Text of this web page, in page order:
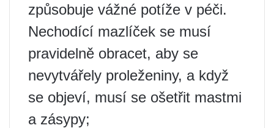
způsobuje vážné potíže v péči.
Nechodící mazlíček se musí
pravidelně obracet, aby se
nevytvářely proleženiny, a když
se objeví, musí se ošetřit mastmi
a zásypy;